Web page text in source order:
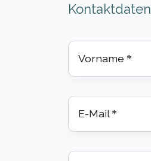
Kontaktdaten
Vorname *
E-Mail *